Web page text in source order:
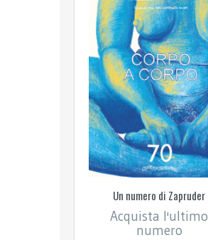
Un numero di Zapruder
Acquista l'ultimo
numero